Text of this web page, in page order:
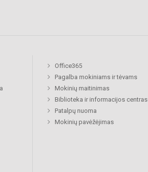
Office365
Pagalba mokiniams ir tėvams
Mokinių maitinimas
Biblioteka ir informacijos centras
Patalpų nuoma
Mokinių pavėžėjimas